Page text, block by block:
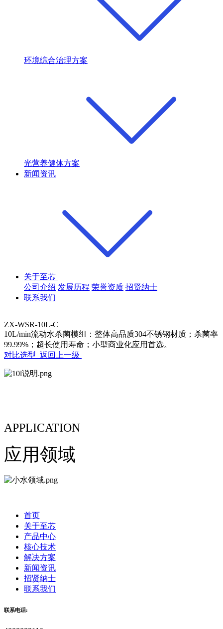
环境综合治理方案
光营养健体方案
新闻资讯
关于至芯
公司介绍 发展历程 荣誉资质 招贤纳士
联系我们
ZX-WSR-10L-C
10L/min流动水杀菌模组：整体高品质304不锈钢材质；杀菌率
99.99%；超长使用寿命；小型商业化应用首选。
对比选型 返回上一级
APPLICATION
应用领域
首页
关于至芯
产品中心
核心技术
解决方案
新闻资讯
招贤纳士
联系我们
联系电话: